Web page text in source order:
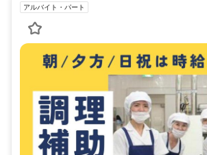
アルバイト・パート